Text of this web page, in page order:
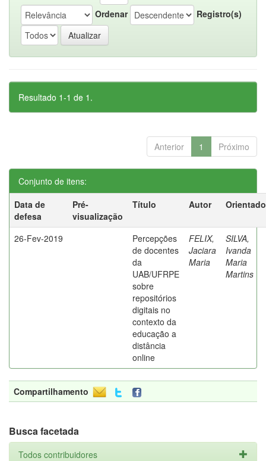
Ordenar
Registro(s)
Resultado 1-1 de 1.
Anterior 1 Próximo
Conjunto de itens:
Data de
defesa
Pré-
visualização
Título Autor
26-Fev-2019
Percepções
de docentes
da
UAB/UFRPE
sobre
repositórios
digitais no
contexto da
educação a
distância
online
FELIX,
Jaciara
Maria
SILVA,
Ivanda
Maria
Martins
Compartilhamento
Busca facetada
Todos contribuidores